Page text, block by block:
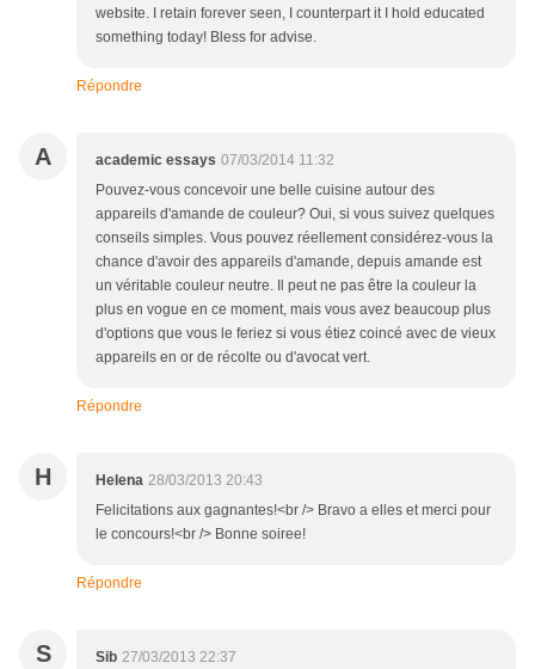
website. I retain forever seen, I counterpart it I hold educated
something today! Bless for advise.
Répondre
A academic essays 07/03/2014 11:32
Pouvez-vous concevoir une belle cuisine autour des
appareils d'amande de couleur? Oui, si vous suivez quelques
conseils simples. Vous pouvez réellement considérez-vous la
chance d'avoir des appareils d'amande, depuis amande est
un véritable couleur neutre. Il peut ne pas être la couleur la
plus en vogue en ce moment, mais vous avez beaucoup plus
d'options que vous le feriez si vous étiez coincé avec de vieux
appareils en or de récolte ou d'avocat vert.
Répondre
H Helena 28/03/2013 20:43
Felicitations aux gagnantes!<br /> Bravo a elles et merci pour
le concours!<br /> Bonne soiree!
Répondre
S Sib 27/03/2013 22:37